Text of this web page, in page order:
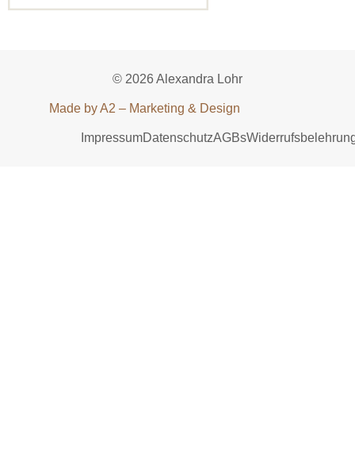
© 2026 Alexandra Lohr
Made by A2 – Marketing & Design
ImpressumDatenschutzAGBs